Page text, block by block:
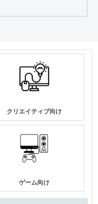
クリエイティブ向け
ゲーム向け